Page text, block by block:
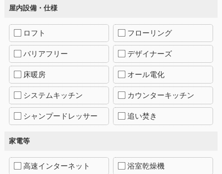
屋内設備・仕様
ロフト フローリング
バリアフリー デザイナーズ
床暖房 オール電化
システムキッチン カウンターキッチン
シャンプードレッサー 追い焚き
家電等
高速インターネット 浴室乾燥機